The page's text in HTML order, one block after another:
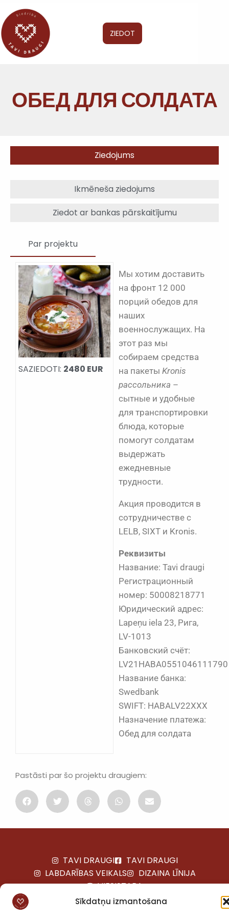
Sīkdatņu izmantošana
ZIEDOT
ОБЕД ДЛЯ СОЛДАТА
Ziedojums
Ikmēneša ziedojums
Ziedot ar bankas pārskaitījumu
Par projektu
SAZIEDOTI: 2480 EUR
Мы хотим доставить
на фронт 12 000
порций обедов для
наших
военнослужащих. На
этот раз мы
собираем средства
на пакеты Kronis
рассольника –
сытные и удобные
для транспортировки
блюда, которые
помогут солдатам
выдержать
ежедневные
трудности.
Акция проводится в
сотрудничестве с
LELB, SIXT и Kronis.
Реквизиты
Название: Tavi draugi
Регистрационный
номер: 50008218771
Юридический адрес:
Lapeņu iela 23, Рига,
LV-1013
Банковский счёт:
LV21HABA0551046111790
Название банка:
Swedbank
SWIFT: HABALV22XXX
Назначение платежа:
Обед для солдата
Pastāsti par šo projektu draugiem:
TAVI DRAUGI
TAVI DRAUGI
LABDARĪBAS VEIKALS
DIZAINA LĪNIJA
VIESISTABA
ADRESE: LAPEŅU 23, RĪGA LV-1013.